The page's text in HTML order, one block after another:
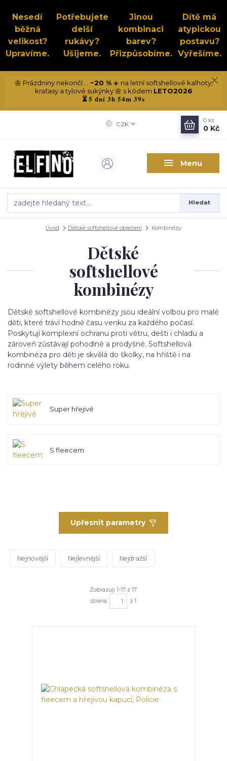
Nesedí
běžná
velikost?
Upravíme.
Potřebujete
delší
rukávy?
Ušijeme.
Jinou
kombinaci
barev?
Přizpůsobíme.
Dítě má
atypickou
postavu?
Vyřešíme.
🌼 Prázdniny nekončí ... −20 %☀️ na letní softshellové kalhoty,
kraťasy a tylové sukýnky 🌼 s kódem LETO2026
⏳5 dní 3h 54m 38s
Menu
CZK
Hledat
0 ks
0 Kč
Úvod Dětské softshellové oblečení Kombinézy
Dětské
softshellové
kombinézy
Dětské softshellové kombinézy jsou ideální volbou pro malé
děti, které tráví hodně času venku za každého počasí.
Poskytují komplexní ochranu proti větru, dešti i chladu a
zároveň zůstávají pohodlné a prodyšné. Softshellová
kombinéza pro děti je skvělá do školky, na hřiště i na
rodinné výlety během celého roku.
Super hřejivé
S fleecem
Upřesnit parametry
Nejnovější Nejlevnější Nejdražší
Zobrazuji 1-17 z 17
strana
z 1